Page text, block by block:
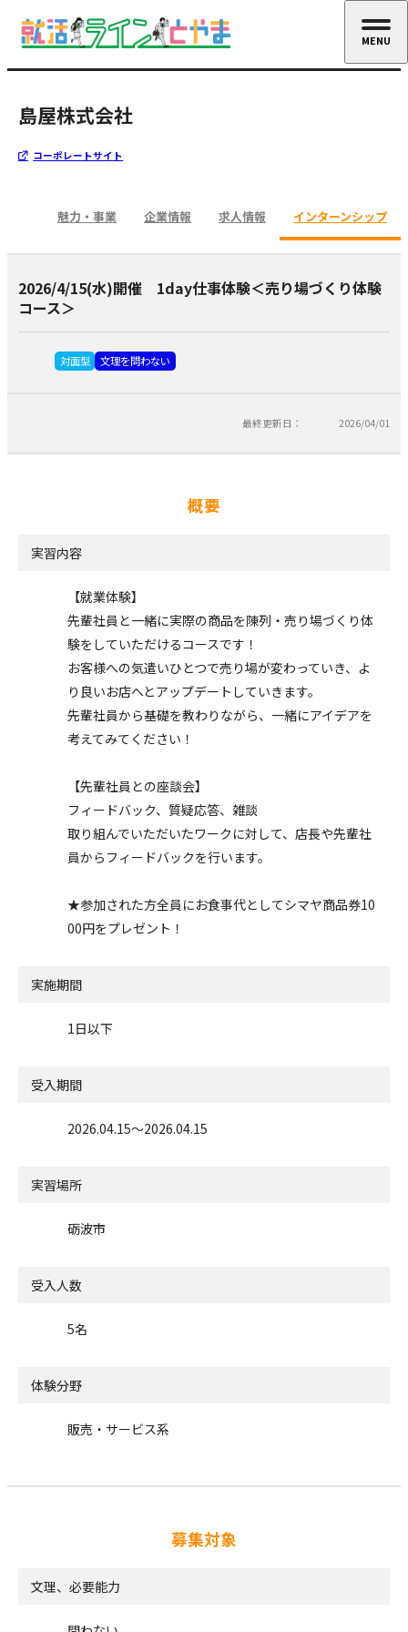
島屋株式会社
コーポレートサイト
魅力・事業 企業情報 求人情報 インターンシップ
2026/4/15(水)開催 1day仕事体験＜売り場づくり体験
コース＞
対面型 文理を問わない
最終更新日： 2026/04/01
概要
実習内容
【就業体験】
先輩社員と一緒に実際の商品を陳列・売り場づくり体
験をしていただけるコースです！
お客様への気遣いひとつで売り場が変わっていき、よ
り良いお店へとアップデートしていきます。
先輩社員から基礎を教わりながら、一緒にアイデアを
考えてみてください！
【先輩社員との座談会】
フィードバック、質疑応答、雑談
取り組んでいただいたワークに対して、店長や先輩社
員からフィードバックを行います。
★参加された方全員にお食事代としてシマヤ商品券10
00円をプレゼント！
実施期間
1日以下
受入期間
2026.04.15〜2026.04.15
実習場所
砺波市
受入人数
5名
体験分野
販売・サービス系
募集対象
文理、必要能力
MENU